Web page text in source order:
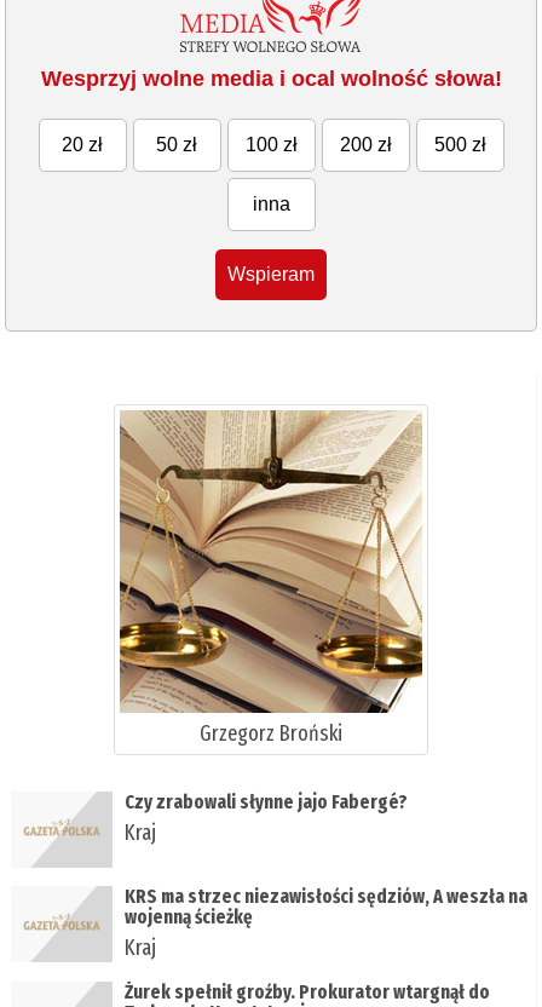
Wesprzyj wolne media i ocal wolność słowa!
20 zł 50 zł 100 zł 200 zł 500 zł
inna
Wspieram
Grzegorz Broński
Czy zrabowali słynne jajo Fabergé?
Kraj
KRS ma strzec niezawisłości sędziów, A weszła na
wojenną ścieżkę
Kraj
Żurek spełnił groźby. Prokurator wtargnął do